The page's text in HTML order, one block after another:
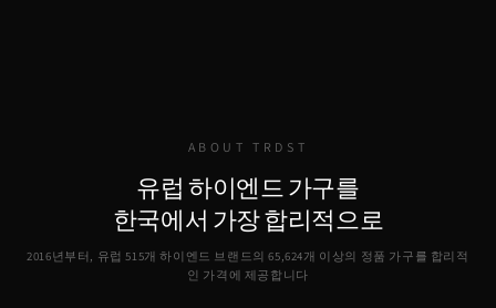
ABOUT TRDST
유럽 하이엔드 가구를
한국에서 가장 합리적으로
2016년부터, 유럽 515개 하이엔드 브랜드의65,624개 이상의 정품 가구를 합리적
인 가격에 제공합니다